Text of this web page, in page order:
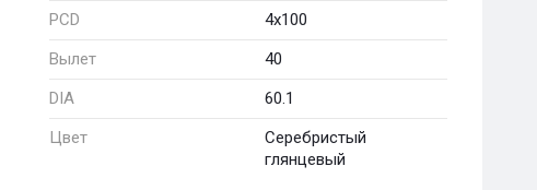
PCD
4x100
Вылет
40
DIA
60.1
Цвет
Серебристый
глянцевый